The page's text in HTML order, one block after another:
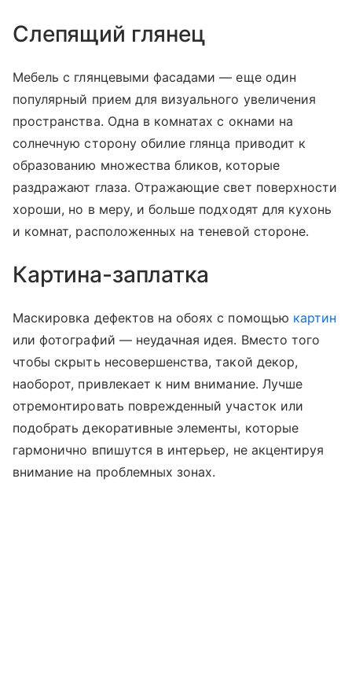
Слепящий глянец
Мебель с глянцевыми фасадами — еще один
популярный прием для визуального увеличения
пространства. Одна в комнатах с окнами на
солнечную сторону обилие глянца приводит к
образованию множества бликов, которые
раздражают глаза. Отражающие свет поверхности
хороши, но в меру, и больше подходят для кухонь
и комнат, расположенных на теневой стороне.
Картина-заплатка
Маскировка дефектов на обоях с помощью картин
или фотографий — неудачная идея. Вместо того
чтобы скрыть несовершенства, такой декор,
наоборот, привлекает к ним внимание. Лучше
отремонтировать поврежденный участок или
подобрать декоративные элементы, которые
гармонично впишутся в интерьер, не акцентируя
внимание на проблемных зонах.